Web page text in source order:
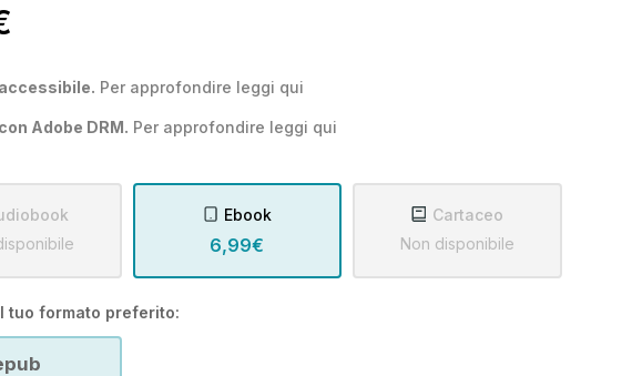
Adobe DRM. Per approfondire leggi qui
Per approfondire leggi qui
Ebook
6,99€
Cartaceo
Non disponibile
tuo formato preferito: